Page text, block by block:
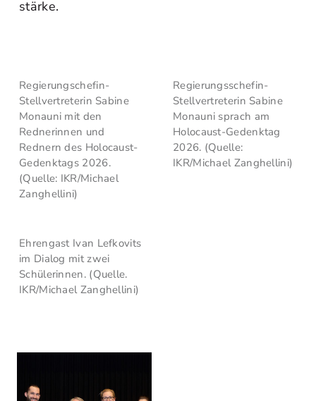
stärke.
Regierungschefin-
Stellvertreterin Sabine
Monauni mit den
Rednerinnen und
Rednern des Holocaust-
Gedenktags 2026.
(Quelle: IKR/Michael
Zanghellini)
Regierungsschefin-
Stellvertreterin Sabine
Monauni sprach am
Holocaust-Gedenktag
2026. (Quelle:
IKR/Michael Zanghellini)
Ehrengast Ivan Lefkovits
im Dialog mit zwei
Schülerinnen. (Quelle.
IKR/Michael Zanghellini)